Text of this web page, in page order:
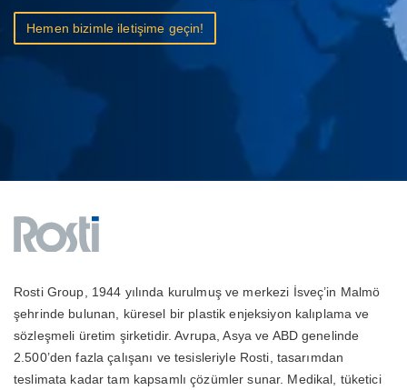
Hemen bizimle iletişime geçin!
Rosti Group, 1944 yılında kurulmuş ve merkezi İsveç’in Malmö
şehrinde bulunan, küresel bir plastik enjeksiyon kalıplama ve
sözleşmeli üretim şirketidir. Avrupa, Asya ve ABD genelinde
2.500’den fazla çalışanı ve tesisleriyle Rosti, tasarımdan
teslimata kadar tam kapsamlı çözümler sunar. Medikal, tüketici